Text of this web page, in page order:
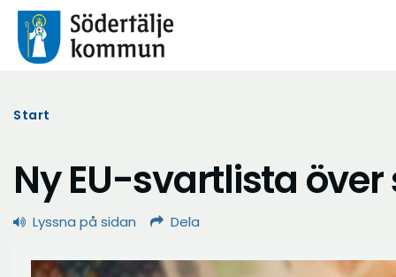
Start
Ny EU-svartlista
Lyssna på sidan Dela